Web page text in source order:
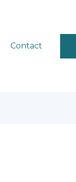
Contact